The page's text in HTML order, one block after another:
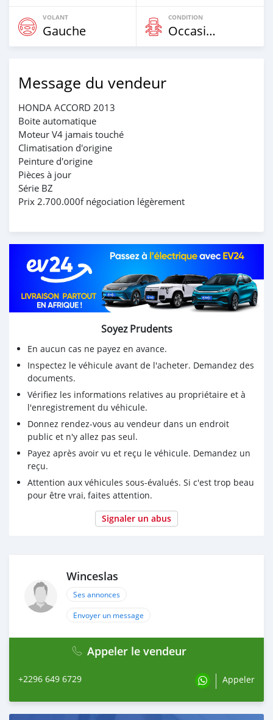
VOLANT
Gauche
CONDITION
Occasion
Message du vendeur
HONDA ACCORD 2013
Boite automatique
Moteur V4 jamais touché
Climatisation d'origine
Peinture d'origine
Pièces à jour
Série BZ
Prix 2.700.000f négociation légèrement
Soyez Prudents
En aucun cas ne payez en avance.
Inspectez le véhicule avant de l'acheter. Demandez des
documents.
Vérifiez les informations relatives au propriétaire et à
l'enregistrement du véhicule.
Donnez rendez-vous au vendeur dans un endroit
public et n'y allez pas seul.
Payez après avoir vu et reçu le véhicule. Demandez un
reçu.
Attention aux véhicules sous-évalués. Si c'est trop beau
pour être vrai, faites attention.
Signaler un abus
Winceslas
Ses annonces
Envoyer un message
Appeler le vendeur
+2296 649 6729 Appeler